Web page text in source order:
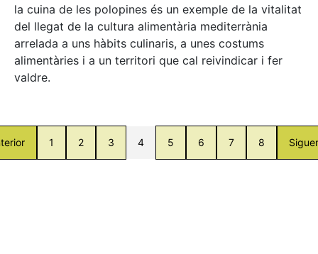
la cuina de les polopines és un exemple de la vitalitat
del llegat de la cultura alimentària mediterrània
arrelada a uns hàbits culinaris, a unes costums
alimentàries i a un territori que cal reivindicar i fer
valdre.
1 2 3 4 5 6 7 8